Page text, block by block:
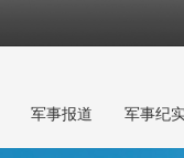
军事报道 军事纪